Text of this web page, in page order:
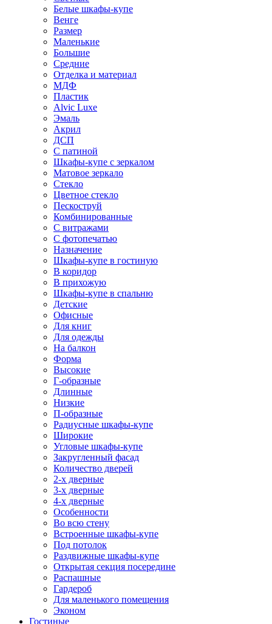
Белые шкафы-купе
Венге
Размер
Маленькие
Большие
Средние
Отделка и материал
МДФ
Пластик
Alvic Luxe
Эмаль
Акрил
ДСП
С патиной
Шкафы-купе с зеркалом
Матовое зеркало
Стекло
Цветное стекло
Пескоструй
Комбинированные
С витражами
С фотопечатью
Назначение
Шкафы-купе в гостиную
В коридор
В прихожую
Шкафы-купе в спальню
Детские
Офисные
Для книг
Для одежды
На балкон
Форма
Высокие
Г-образные
Длинные
Низкие
П-образные
Радиусные шкафы-купе
Широкие
Угловые шкафы-купе
Закругленный фасад
Количество дверей
2-х дверные
3-х дверные
4-х дверные
Особенности
Во всю стену
Встроенные шкафы-купе
Под потолок
Раздвижные шкафы-купе
Открытая секция посередине
Распашные
Гардероб
Для маленького помещения
Эконом
Гостиные